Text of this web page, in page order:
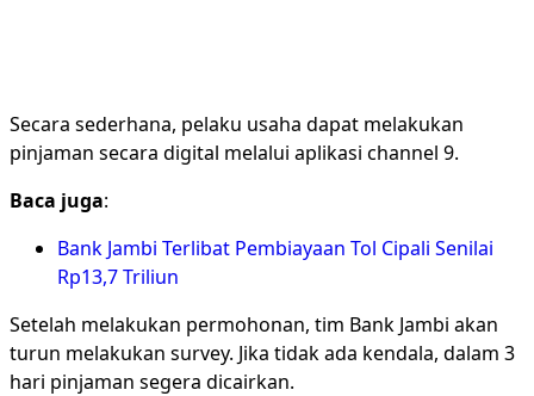
Secara sederhana, pelaku usaha dapat melakukan
pinjaman secara digital melalui aplikasi channel 9.
Baca juga:
Bank Jambi Terlibat Pembiayaan Tol Cipali Senilai
Rp13,7 Triliun
Setelah melakukan permohonan, tim Bank Jambi akan
turun melakukan survey. Jika tidak ada kendala, dalam 3
hari pinjaman segera dicairkan.